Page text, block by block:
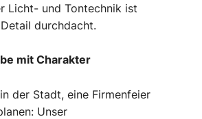
Licht- und Tontechnik ist
durchdacht.
mit Charakter
der Stadt, eine Firmenfeier
Unser